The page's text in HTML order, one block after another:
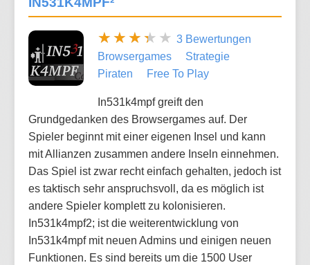
3 Bewertungen
Browsergames
Strategie
Piraten
Free To Play
In531k4mpf greift den
Grundgedanken des Browsergames auf. Der
Spieler beginnt mit einer eigenen Insel und kann
mit Allianzen zusammen andere Inseln einnehmen.
Das Spiel ist zwar recht einfach gehalten, jedoch ist
es taktisch sehr anspruchsvoll, da es möglich ist
andere Spieler komplett zu kolonisieren.
In531k4mpf2; ist die weiterentwicklung von
In531k4mpf mit neuen Admins und einigen neuen
Funktionen. Es sind bereits um die 1500 User